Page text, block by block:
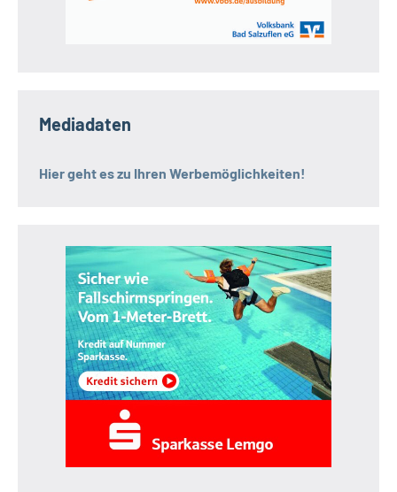
Mediadaten
Hier geht es zu Ihren Werbemöglichkeiten!